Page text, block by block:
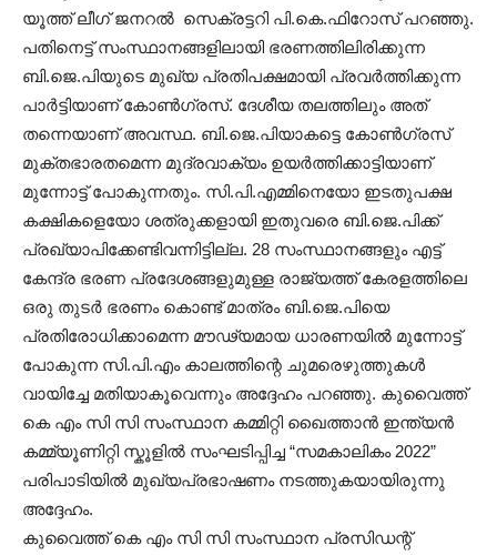
യൂത്ത് ലീഗ് ജനറൽ സെക്രട്ടറി പി.കെ.ഫിറോസ് പറഞ്ഞു.
പതിനെട്ട് സംസ്ഥാനങ്ങളിലായി ഭരണത്തിലിരിക്കുന്ന
ബി.ജെ.പിയുടെ മുഖ്യ പ്രതിപക്ഷമായി പ്രവര്‍ത്തിക്കുന്ന
പാര്‍ട്ടിയാണ് കോണ്‍ഗ്രസ്. ദേശീയ തലത്തിലും അത്
തന്നെയാണ് അവസ്ഥ. ബി.ജെ.പിയാകട്ടെ കോണ്‍ഗ്രസ്
മുക്തഭാരതമെന്ന മുദ്രവാക്യം ഉയര്‍ത്തിക്കാട്ടിയാണ്
മുന്നോട്ട് പോകുന്നതും. സി.പി.എമ്മിനെയോ ഇടതുപക്ഷ
കക്ഷികളെയോ ശത്രുക്കളായി ഇതുവരെ ബി.ജെ.പിക്ക്
പ്രഖ്യാപിക്കേണ്ടിവന്നിട്ടില്ല. 28 സംസ്ഥാനങ്ങളും എട്ട്
കേന്ദ്ര ഭരണ പ്രദേശങ്ങളുമുള്ള രാജ്യത്ത് കേരളത്തിലെ
ഒരു തുടര്‍ ഭരണം കൊണ്ട് മാത്രം ബി.ജെ.പിയെ
പ്രതിരോധിക്കാമെന്ന മൗഢ്യമായ ധാരണയില്‍ മുന്നോട്ട്
പോകുന്ന സി.പി.എം കാലത്തിന്റെ ചുമരെഴുത്തുകള്‍
വായിച്ചേ മതിയാകൂവെന്നും അദ്ദേഹം പറഞ്ഞു. കുവൈത്ത്
കെ എം സി സി സംസ്ഥാന കമ്മിറ്റി ഖൈത്താൻ ഇന്ത്യൻ
കമ്മ്യൂണിറ്റി സ്കൂളിൽ സംഘടിപ്പിച്ച “സമകാലികം 2022”
പരിപാടിയിൽ മുഖ്യപ്രഭാഷണം നടത്തുകയായിരുന്നു
അദ്ദേഹം.
കുവൈത്ത് കെ എം സി സി സംസ്ഥാന പ്രസിഡന്റ്